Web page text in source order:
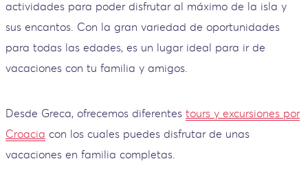
actividades para poder disfrutar al máximo de la isla y
sus encantos. Con la gran variedad de oportunidades
para todas las edades, es un lugar ideal para ir de
vacaciones con tu familia y amigos.
Desde Greca, ofrecemos diferentes tours y excursiones por
Croacia con los cuales puedes disfrutar de unas
vacaciones en familia completas.